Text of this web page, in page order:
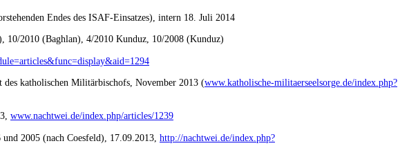
Endes des ISAF-Einsatzes), intern 18. Juli 2014
2010 (Baghlan), 4/2010 Kunduz, 10/2008 (Kunduz)
des katholischen Militärbischofs, November 2013 (www.katholische-militaerseelsorge.de/index.php?
www.nachtwei.de/index.php/articles/1239
2005 (nach Coesfeld), 17.09.2013, http://nachtwei.de/index.php?